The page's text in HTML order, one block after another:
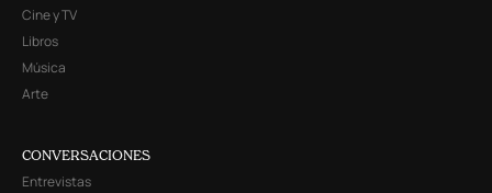
Cine y TV
Libros
Música
Arte
CONVERSACIONES
Entrevistas